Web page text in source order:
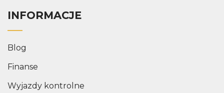
INFORMACJE
Blog
Finanse
Wyjazdy kontrolne